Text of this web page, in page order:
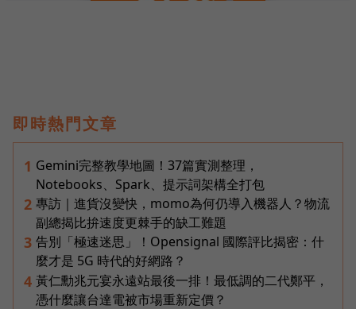
即時熱門文章
1 Gemini完整教學地圖！37篇實測整理，
Notebooks、Spark、提示詞架構全打包
2 專訪｜進貨沒變快，momo為何仍導入機器人？物流
副總揭比拚速度更棘手的缺工難題
3 告別「極速迷思」！Opensignal 國際評比揭密：什
麼才是 5G 時代的好網路？
4 黃仁勳兆元宴永遠站最後一排！最低調的二代鄭平，
憑什麼讓台達電被市場重新定價？